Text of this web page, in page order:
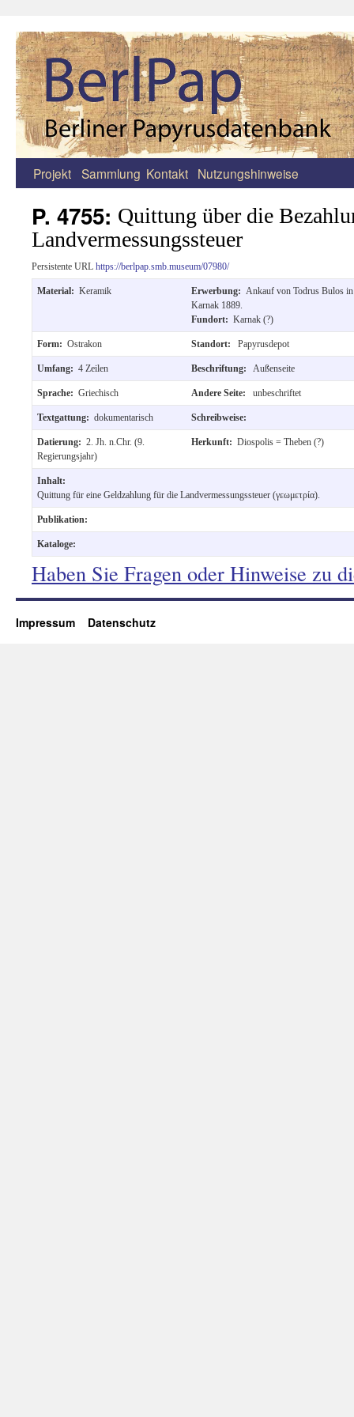
Zum
springen
Projekt Sammlung Kontakt Nutzungshinweise
P. 4755: Quittung über die
Landvermessungssteuer
Persistente URL https://berlpap.smb.museum/07980/
Material: Keramik Erwerbung: Ankauf von Todrus Bulos in
Karnak 1889.
Fundort: Karnak (?)
Form: Ostrakon Standort: Papyrusdepot
Umfang: 4 Zeilen Beschriftung: Außenseite
Sprache: Griechisch Andere Seite: unbeschriftet
Textgattung: dokumentarisch Schreibweise:
Datierung: 2. Jh. n.Chr. (9.
Regierungsjahr)
Herkunft: Diospolis = Theben (?)
Inhalt:
Quittung für eine Geldzahlung für die Landvermessungssteuer (γεωμετρία).
Publikation:
Kataloge:
Haben Sie Fragen oder Hinweise zu
Impressum Datenschutz